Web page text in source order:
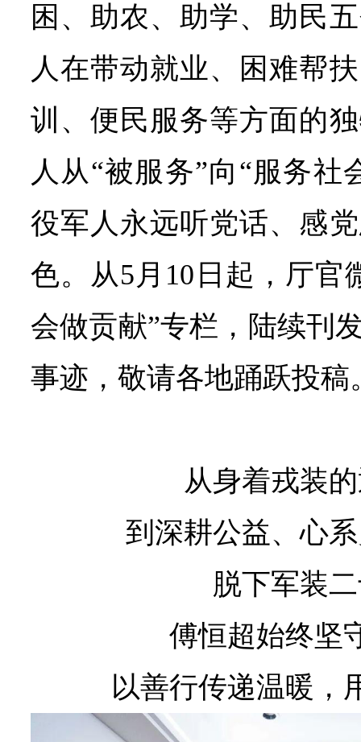
困、助农、助学、助民
人在带动就业、困难帮
训、便民服务等方面的
人从“被服务”向“服务社
役军人永远听党话、感
色。从5月10日起，厅官
会做贡献”专栏，陆续刊
事迹，敬请各地踊跃投稿
从身着戎装
到深耕公益、心
脱下军装
傅恒超始终坚
以善行传递温暖，